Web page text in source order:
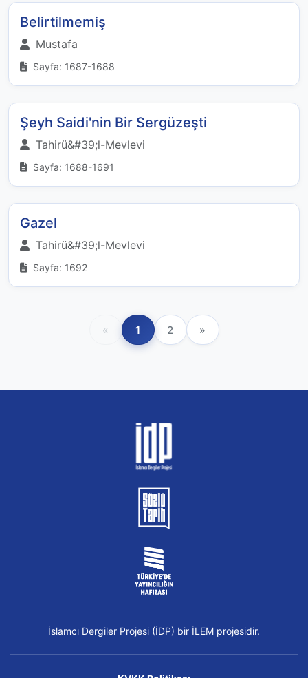
Belirtilmemiş
Mustafa
Sayfa: 1687-1688
Şeyh Saidi'nin Bir Sergüzeşti
Tahirü&#39;l-Mevlevi
Sayfa: 1688-1691
Gazel
Tahirü&#39;l-Mevlevi
Sayfa: 1692
« 1 2 »
İslamcı Dergiler Projesi (İDP) bir İLEM projesidir.